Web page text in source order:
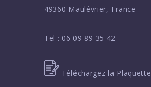
49360 Maulévrier, France
Tel : 06 09 89 35 42
Téléchargez la Plaquette